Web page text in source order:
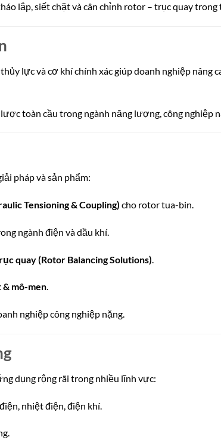
lắp, siết chặt và cân chỉnh rotor – trục quay trong
lực và cơ khí chính xác giúp doanh nghiệp nâng
toàn cầu trong ngành năng lượng, công nghiệp
pháp và sản phẩm:
Tensioning & Coupling) cho rotor tua-bin.
ngành điện và dầu khí.
quay (Rotor Balancing Solutions)
& mô-men.
nghiệp công nghiệp nặng.
dụng rộng rãi trong nhiều lĩnh vực:
nhiệt điện, điện khí.